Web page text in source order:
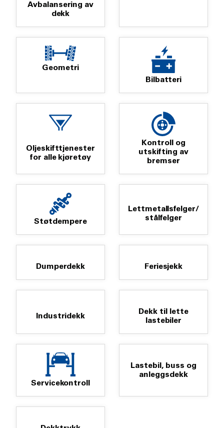
Avbalansering av
dekk
Geometri
Bilbatteri
Oljeskifttjenester
for alle kjøretøy
Kontroll og
utskifting av
bremser
Støtdempere
Lettmetallsfelger/
stålfelger
Dumperdekk Feriesjekk
Industridekk
Dekk til lette
lastebiler
Servicekontroll
Lastebil, buss og
anleggsdekk